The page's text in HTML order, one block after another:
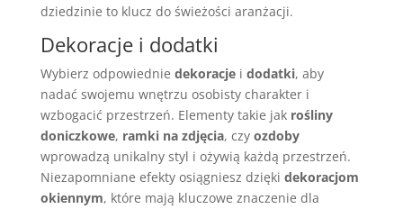
dziedzinie to klucz do świeżości aranżacji.
Dekoracje i dodatki
Wybierz odpowiednie dekoracjei dodatki, aby
nadać swojemu wnętrzu osobisty charakter i
wzbogacić przestrzeń. Elementy takie jak rośliny
doniczkowe, ramki na zdjęcia, czy ozdoby
wprowadzą unikalny styl i ożywią każdą przestrzeń.
Niezapomniane efekty osiągniesz dzięki dekoracjom
okiennym, które mają kluczowe znaczenie dla